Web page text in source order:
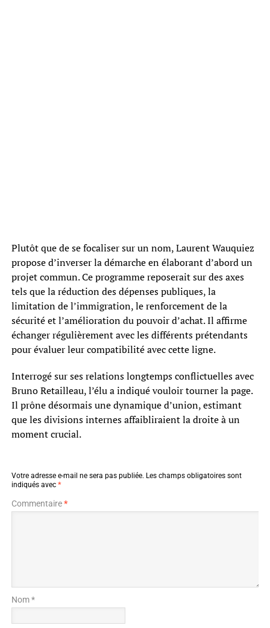
Plutôt que de se focaliser sur un nom, Laurent Wauquiez
propose d’inverser la démarche en élaborant d’abord un
projet commun. Ce programme reposerait sur des axes
tels que la réduction des dépenses publiques, la
limitation de l’immigration, le renforcement de la
sécurité et l’amélioration du pouvoir d’achat. Il affirme
échanger régulièrement avec les différents prétendants
pour évaluer leur compatibilité avec cette ligne.
Interrogé sur ses relations longtemps conflictuelles avec
Bruno Retailleau, l’élu a indiqué vouloir tourner la page.
Il prône désormais une dynamique d’union, estimant
que les divisions internes affaibliraient la droite à un
moment crucial.
Votre adresse e-mail ne sera pas publiée. Les champs obligatoires sont
indiqués avec *
Commentaire*
Nom *